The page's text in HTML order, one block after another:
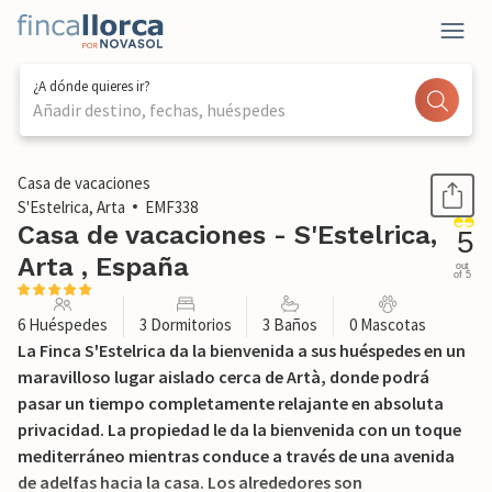
¿A dónde quieres ir?
Añadir destino, fechas, huéspedes
1 / 54
Casa de vacaciones
S'Estelrica, Arta
EMF338
Casa de vacaciones - S'Estelrica,
Arta , España
5
out
of 5
6 Huéspedes 3 Dormitorios 3 Baños 0 Mascotas
La Finca S'Estelrica da la bienvenida a sus huéspedes en un
maravilloso lugar aislado cerca de Artà, donde podrá
pasar un tiempo completamente relajante en absoluta
privacidad. La propiedad le da la bienvenida con un toque
mediterráneo mientras conduce a través de una avenida
de adelfas hacia la casa. Los alrededores son